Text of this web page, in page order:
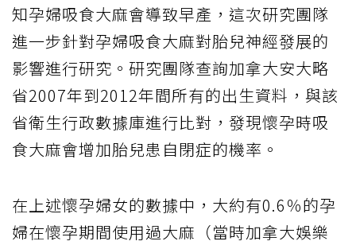
知孕婦吸食大麻會導致早產，這次研究團隊
進一步針對孕婦吸食大麻對胎兒神經發展的
影響進行研究。研究團隊查詢加拿大安大略
省2007年到2012年間所有的出生資料，與該
省衛生行政數據庫進行比對，發現懷孕時吸
食大麻會增加胎兒患自閉症的機率。
在上述懷孕婦女的數據中，大約有0.6％的孕
婦在懷孕期間使用過大麻（當時加拿大娛樂